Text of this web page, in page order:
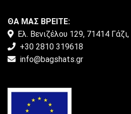
ΘΑ ΜΑΣ ΒΡΕΙΤΕ:
Ελ. Βενιζέλου 129, 71414
+30 2810 319618
info@bagshats.gr